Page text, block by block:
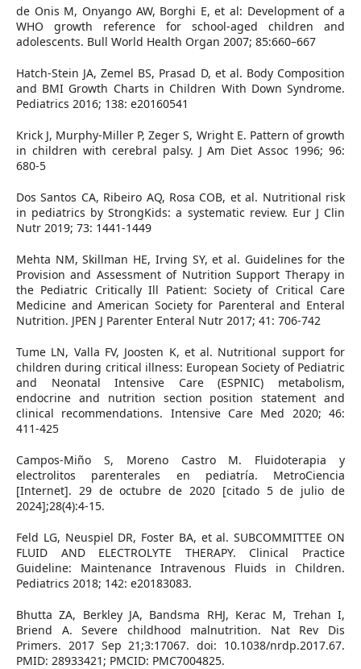
de Onis M, Onyango AW, Borghi E, et al: Development of a
WHO growth reference for school-aged children and
adolescents. Bull World Health Organ 2007; 85:660–667
Hatch-Stein JA, Zemel BS, Prasad D, et al. Body Composition
and BMI Growth Charts in Children With Down Syndrome.
Pediatrics 2016; 138: e20160541
Krick J, Murphy-Miller P, Zeger S, Wright E. Pattern of growth
in children with cerebral palsy. J Am Diet Assoc 1996; 96:
680-5
Dos Santos CA, Ribeiro AQ, Rosa COB, et al. Nutritional risk
in pediatrics by StrongKids: a systematic review. Eur J Clin
Nutr 2019; 73: 1441-1449
Mehta NM, Skillman HE, Irving SY, et al. Guidelines for the
Provision and Assessment of Nutrition Support Therapy in
the Pediatric Critically Ill Patient: Society of Critical Care
Medicine and American Society for Parenteral and Enteral
Nutrition. JPEN J Parenter Enteral Nutr 2017; 41: 706-742
Tume LN, Valla FV, Joosten K, et al. Nutritional support for
children during critical illness: European Society of Pediatric
and Neonatal Intensive Care (ESPNIC) metabolism,
endocrine and nutrition section position statement and
clinical recommendations. Intensive Care Med 2020; 46:
411-425
Campos-Miño S, Moreno Castro M. Fluidoterapia y
electrolitos parenterales en pediatría. MetroCiencia
[Internet]. 29 de octubre de 2020 [citado 5 de julio de
2024];28(4):4-15.
Feld LG, Neuspiel DR, Foster BA, et al. SUBCOMMITTEE ON
FLUID AND ELECTROLYTE THERAPY. Clinical Practice
Guideline: Maintenance Intravenous Fluids in Children.
Pediatrics 2018; 142: e20183083.
Bhutta ZA, Berkley JA, Bandsma RHJ, Kerac M, Trehan I,
Briend A. Severe childhood malnutrition. Nat Rev Dis
Primers. 2017 Sep 21;3:17067. doi: 10.1038/nrdp.2017.67.
PMID: 28933421; PMCID: PMC7004825.